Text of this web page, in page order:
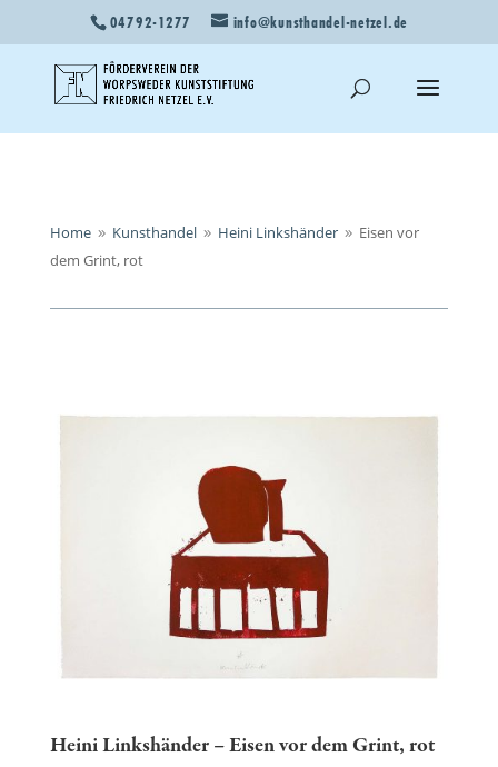
04792-1277 info@kunsthandel-netzel.de
Home 9 Kunsthandel 9 Heini Linkshänder 9 Eisen vor
dem Grint, rot
Heini Linkshänder – Eisen vor dem Grint, rot